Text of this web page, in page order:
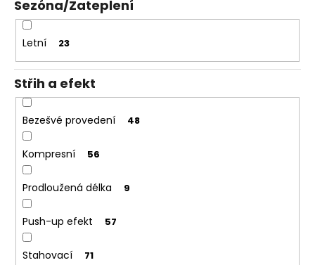
Sezóna/Zateplení
Letní 23
Střih a efekt
Bezešvé provedení 48
Kompresní 56
Prodloužená délka 9
Push-up efekt 57
Stahovací 71